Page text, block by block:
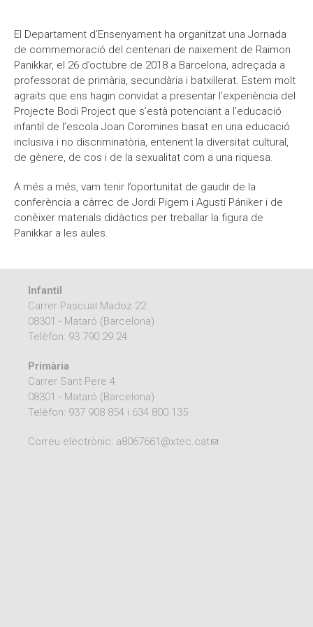
Documentació Activitats Extraescolars
El Departament d’Ensenyament ha organitzat una Jornada
de commemoració del centenari de naixement de Raimon
Panikkar, el 26 d’octubre de 2018 a Barcelona, adreçada a
professorat de primària, secundària i batxillerat. Estem molt
agraïts que ens hagin convidat a presentar l’experiència del
Projecte Bodi Project que s’està potenciant a l’educació
infantil de l’escola Joan Coromines basat en una educació
inclusiva i no discriminatòria, entenent la diversitat cultural,
de gènere, de cos i de la sexualitat com a una riquesa.
A més a més, vam tenir l’oportunitat de gaudir de la
conferència a càrrec de Jordi Pigem i Agustí Pániker i de
conèixer materials didàctics per treballar la figura de
Panikkar a les aules.
Infantil
Carrer Pascual Madoz 22
08301 - Mataró (Barcelona)
Telèfon: 93 790 29 24
Primària
Carrer Sant Pere 4
08301 - Mataró (Barcelona)
Telèfon: 937 908 854 i 634 800 135
Correu electrònic: a8067661@xtec.cat(link sends e-mail)